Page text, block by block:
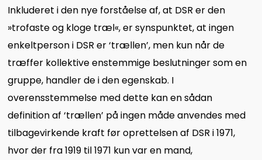
Inkluderet i den nye forståelse af, at DSR er den
»trofaste og kloge træl«, er synspunktet, at ingen
enkeltperson i DSR er ‘trællen’, men kun når de
træffer kollektive enstemmige beslutninger som en
gruppe, handler de i den egenskab. I
overensstemmelse med dette kan en sådan
definition af ‘trællen’ på ingen måde anvendes med
tilbagevirkende kraft før oprettelsen af DSR i 1971,
hvor der fra 1919 til 1971 kun var en mand,